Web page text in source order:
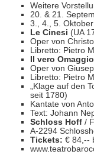
Weitere
20. & 21.
3., 4., 5.
Le Cinesi (UA
Oper von
Libretto: Pietro
Il vero Omaggio
Oper von
Libretto: Pietro
„Klage auf den
seit 1780)
Kantate von
Text: Johann
Schloss Hoff/
A-2294
Tickets: € 84,--